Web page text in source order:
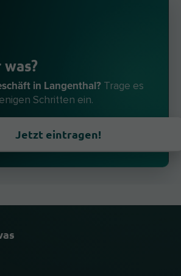
in Langenthal? Trage es
Schritten ein.
Jetzt eintragen!